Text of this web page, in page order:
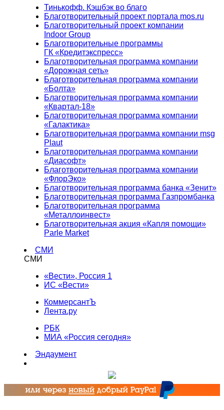
Тинькофф. Кэшбэк во благо
Благотворительный проект портала mos.ru
Благотворительный проект компании
Indoor Group
Благотворительные программы
ГК «Кредитэкспресс»
Благотворительная программа компании
«Дорожная сеть»
Благотворительная программа компании
«Болта»
Благотворительная программа компании
«Квартал-18»
Благотворительная программа компании
«Галактика»
Благотворительная программа компании msg
Plaut
Благотворительная программа компании
«Диасофт»
Благотворительная программа компании
«ФлорЭко»
Благотворительная программа банка «Зенит»
Благотворительная программа Газпромбанка
Благотворительная программа
«Металлоинвест»
Благотворительная акция «Капля помощи»
Parle Market
СМИ
СМИ
«Вести», Россия 1
ИС «Вести»
КоммерсантЪ
Лента.ру
РБК
МИА «Россия сегодня»
Эндаумент